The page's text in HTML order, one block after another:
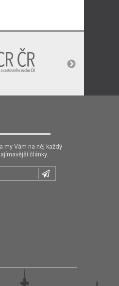
my Vám na něj každý
články.